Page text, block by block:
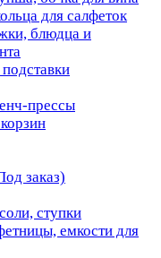
для салфеток
блюдца и
прессы
заказ)
ступки
емкости для